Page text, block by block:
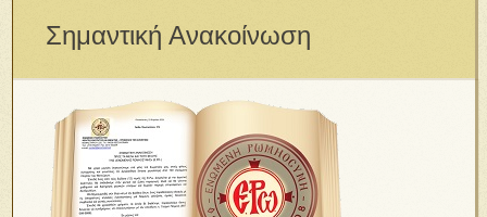
Σημαντική Ανακοίνωση